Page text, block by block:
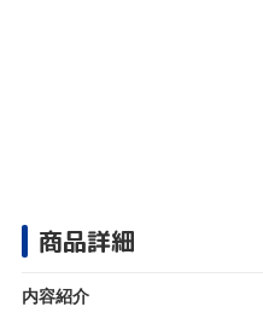
商品詳細
内容紹介